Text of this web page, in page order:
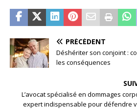
PRÉCÉDENT
Déshériter son conjoint :
les conséquences
L’avocat spécialisé en dommages
expert indispensable pour défendre